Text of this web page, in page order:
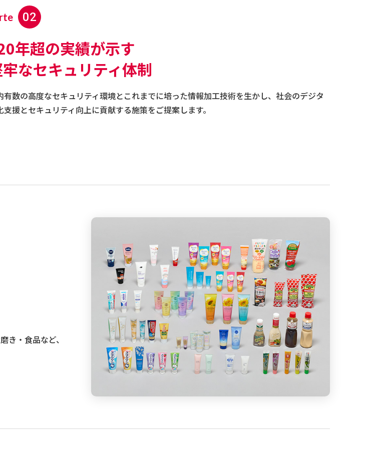
02
年超の実績が⽰す
なセキュリティ体制
有数の高度なセキュリティ環境とこれまでに培った情報加工技術を生かし、社会のデジタ
支援とセキュリティ向上に貢献する施策をご提案します。
き・食品など、